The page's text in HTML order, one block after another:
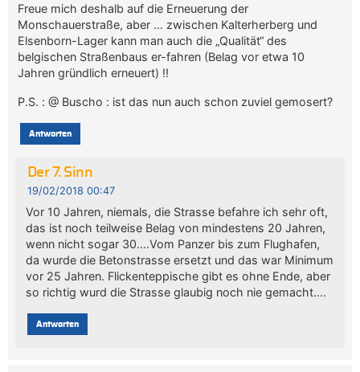
Freue mich deshalb auf die Erneuerung der
Monschauerstraße, aber … zwischen Kalterherberg und
Elsenborn-Lager kann man auch die „Qualität“ des
belgischen Straßenbaus er-fahren (Belag vor etwa 10
Jahren gründlich erneuert) !!
P.S. : @ Buscho : ist das nun auch schon zuviel gemosert?
Antworten
Der 7. Sinn
19/02/2018 00:47
Vor 10 Jahren, niemals, die Strasse befahre ich sehr oft,
das ist noch teilweise Belag von mindestens 20 Jahren,
wenn nicht sogar 30….Vom Panzer bis zum Flughafen,
da wurde die Betonstrasse ersetzt und das war Minimum
vor 25 Jahren. Flickenteppische gibt es ohne Ende, aber
so richtig wurd die Strasse glaubig noch nie gemacht….
Antworten